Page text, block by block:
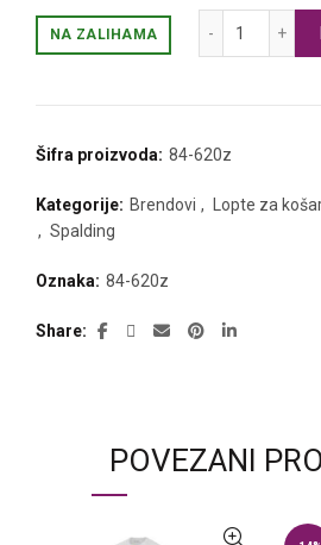
NA ZALIHAMA
Šifra proizvoda: 84-620z
Kategorije: Brendovi , Lopte za
, Spalding
Oznaka: 84-620z
Share
POVEZANI